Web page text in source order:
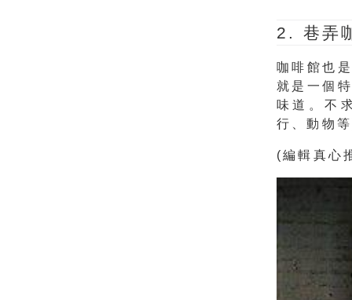
2. 巷弄
咖啡館也
就是一個特
味道。不
行、動物
(編輯真心